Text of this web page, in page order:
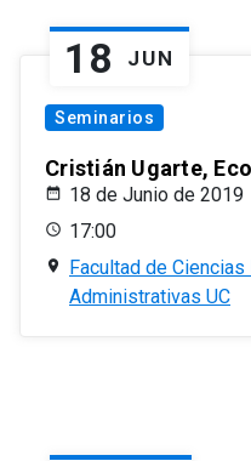
18 JUN
Seminarios
Cristián Ugarte,
18 de Junio de 2019
17:00
Facultad de
Administrativas UC